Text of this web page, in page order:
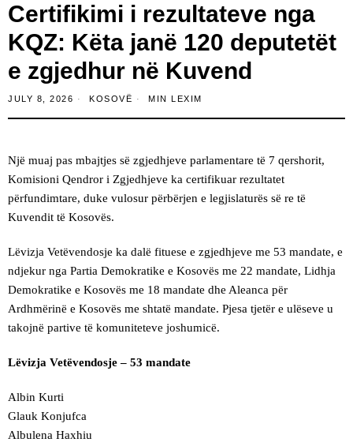
Certifikimi i rezultateve nga
KQZ: Këta janë 120 deputetët
e zgjedhur në Kuvend
JULY 8, 2026 KOSOVË MIN LEXIM
Një muaj pas mbajtjes së zgjedhjeve parlamentare të 7 qershorit,
Komisioni Qendror i Zgjedhjeve ka certifikuar rezultatet
përfundimtare, duke vulosur përbërjen e legjislaturës së re të
Kuvendit të Kosovës.
Lëvizja Vetëvendosje ka dalë fituese e zgjedhjeve me 53 mandate, e
ndjekur nga Partia Demokratike e Kosovës me 22 mandate, Lidhja
Demokratike e Kosovës me 18 mandate dhe Aleanca për
Ardhmërinë e Kosovës me shtatë mandate. Pjesa tjetër e ulëseve u
takojnë partive të komuniteteve joshumicë.
Lëvizja Vetëvendosje – 53 mandate
Albin Kurti
Glauk Konjufca
Albulena Haxhiu